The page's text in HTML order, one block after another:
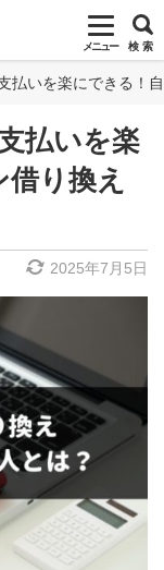
メニュー 検 索
払いを楽にできる！
払いを楽
り換え
2025年7月5日